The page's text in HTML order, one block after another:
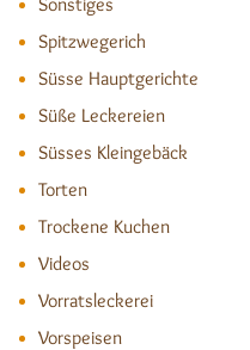
Spitzwegerich
Süsse Hauptgerichte
Süße Leckereien
Süsses Kleingebäck
Torten
Trockene Kuchen
Videos
Vorratsleckerei
Vorspeisen